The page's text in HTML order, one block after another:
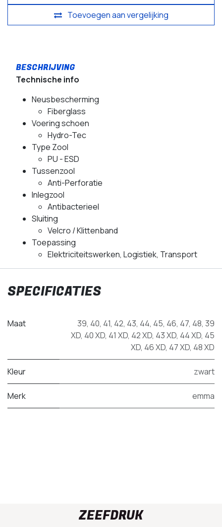
Toevoegen aan vergelijking
Technische info
Neusbescherming
Fiberglass
Voering schoen
Hydro-Tec
Type Zool
PU - ESD
Tussenzool
Anti-Perforatie
Inlegzool
Antibacterieel
Sluiting
Velcro / Klittenband
Toepassing
Elektriciteitswerken, Logistiek, Transport
SPECIFICATIES
Maat 39, 40, 41, 42, 43, 44, 45, 46, 47, 48, 39
XD, 40 XD, 41 XD, 42 XD, 43 XD, 44 XD, 45
XD, 46 XD, 47 XD, 48 XD
Kleur zwart
Merk emma
ZEEFDRUK